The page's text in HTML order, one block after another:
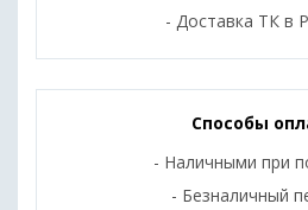
- Доставка ТК в
Способы
- Наличными при
- Безналичный